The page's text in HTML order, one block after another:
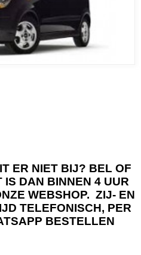
ER NIET BIJ? BEL OF
IS DAN BINNEN 4 UUR
WEBSHOP. ZIJ- EN
TELEFONISCH, PER
BESTELLEN